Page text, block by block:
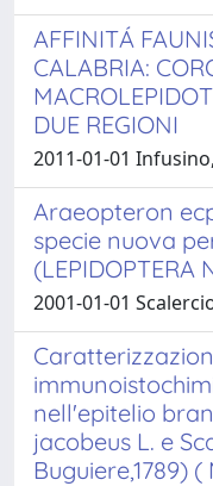
AFFINITÁ
CALABRIA:
DUE REGIONI
2011-01-01
Araeopteron
specie nuova
(LEPIDOPTERA
2001-01-01
nell'epitelio
jacobeus L. e
Buguiere,1789)